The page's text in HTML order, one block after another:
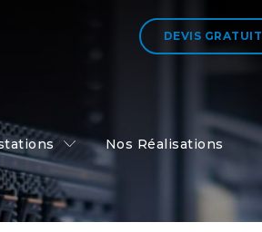
DEVIS GRATUIT
Nos Réalisations